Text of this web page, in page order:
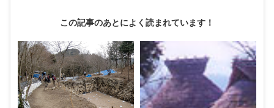
この記事のあとによく読まれています！